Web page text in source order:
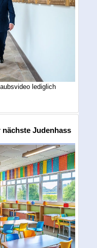
lediglich
Judenhass